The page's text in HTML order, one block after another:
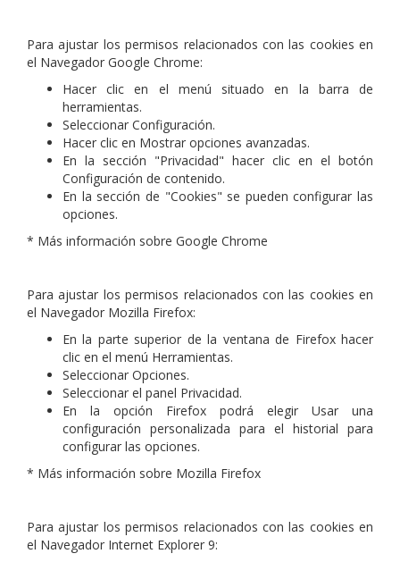
Para ajustar los permisos relacionados con las cookies en
el Navegador Google Chrome:
Hacer clic en el menú situado en la barra de
herramientas.
Seleccionar Configuración.
Hacer clic en Mostrar opciones avanzadas.
En la sección "Privacidad" hacer clic en el botón
Configuración de contenido.
En la sección de "Cookies" se pueden configurar las
opciones.
* Más información sobre Google Chrome
Para ajustar los permisos relacionados con las cookies en
el Navegador Mozilla Firefox:
En la parte superior de la ventana de Firefox hacer
clic en el menú Herramientas.
Seleccionar Opciones.
Seleccionar el panel Privacidad.
En la opción Firefox podrá elegir Usar una
configuración personalizada para el historial para
configurar las opciones.
* Más información sobre Mozilla Firefox
Para ajustar los permisos relacionados con las cookies en
el Navegador Internet Explorer 9: